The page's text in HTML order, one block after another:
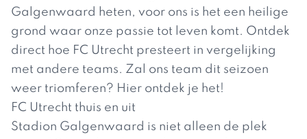
Galgenwaard heten, voor ons is het een heilige
grond waar onze passie tot leven komt. Ontdek
direct hoe FC Utrecht presteert in vergelijking
met andere teams. Zal ons team dit seizoen
weer triomferen? Hier ontdek je het!
FC Utrecht thuis en uit
Stadion Galgenwaard is niet alleen de plek